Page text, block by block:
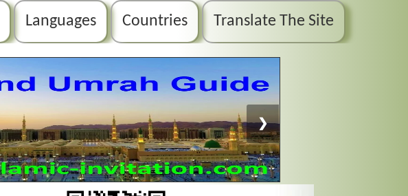
Languages Countries Translate The Site
❯